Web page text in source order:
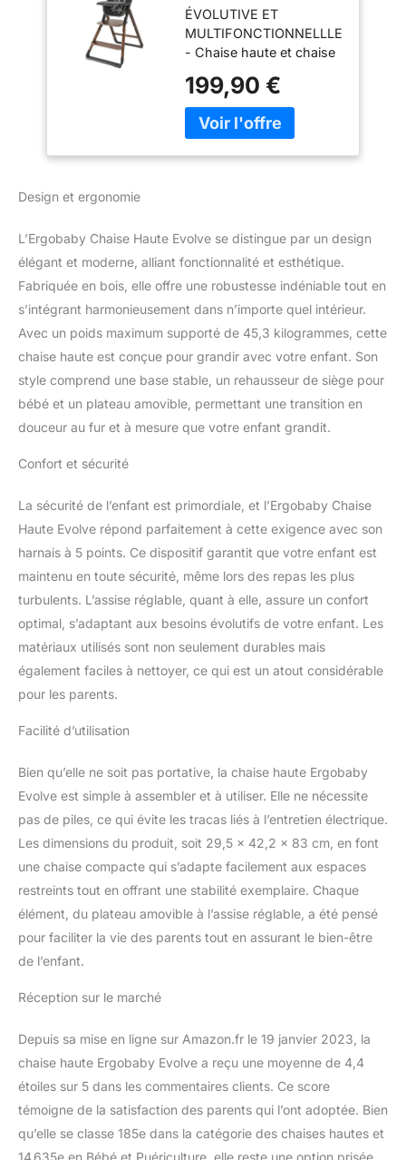
ergonomique pour
bébés Évolutive à
partir de 6 mois,
Chaise haute pour
bébés avec harnais
à 5 points, pour
enfants avec assise
réglable, Dark Wood
ÉVOLUTIVE ET
MULTIFONCTIONNELLLE
- Chaise haute et chaise
un. Avec 2 modes
différents, la chaise haute
combinée dispose d'une
chaise haute (mode 1)
pour une assise
confortable du bébé (6-
jeunes enfants (mode 2)
pour plus de flexibilité
pendant la croissance (à
partir d'environ 36 mois),
(mode 3, vendu
séparément) pour plus
STABLE ET PRATIQUE -
Le harnais 5 points
amovible assure un
siège bébé. Le siège est
réglable en hauteur pour
les enfants plus âgés et
peut être ajusté à deux
hauteurs différentes
MONTAGE FACILE - Le
chaise d'enfant peut être
pliée dans tous les
modes pour un gain de
base de la chaise haute,
y compris le dossier et le
siège réglable + le siège
bébé, y compris le
plateau, sont inclus dans
199,90 €
Design et ergonomie
L’Ergobaby Chaise Haute Evolve se distingue par un design
élégant et moderne, alliant fonctionnalité et esthétique.
Fabriquée en bois, elle offre une robustesse indéniable tout en
s’intégrant harmonieusement dans n’importe quel intérieur.
Avec un poids maximum supporté de 45,3 kilogrammes, cette
chaise haute est conçue pour grandir avec votre enfant. Son
style comprend une base stable, un rehausseur de siège pour
bébé et un plateau amovible, permettant une transition en
douceur au fur et à mesure que votre enfant grandit.
Confort et sécurité
La sécurité de l’enfant est primordiale, et l’Ergobaby Chaise
Haute Evolve répond parfaitement à cette exigence avec son
harnais à 5 points. Ce dispositif garantit que votre enfant est
maintenu en toute sécurité, même lors des repas les plus
turbulents. L’assise réglable, quant à elle, assure un confort
optimal, s’adaptant aux besoins évolutifs de votre enfant. Les
matériaux utilisés sont non seulement durables mais
également faciles à nettoyer, ce qui est un atout considérable
pour les parents.
Facilité d’utilisation
Bien qu’elle ne soit pas portative, la chaise haute Ergobaby
Evolve est simple à assembler et à utiliser. Elle ne nécessite
pas de piles, ce qui évite les tracas liés à l’entretien électrique.
Les dimensions du produit, soit 29,5 x 42,2 x 83 cm, en font
une chaise compacte qui s’adapte facilement aux espaces
restreints tout en offrant une stabilité exemplaire. Chaque
élément, du plateau amovible à l’assise réglable, a été pensé
pour faciliter la vie des parents tout en assurant le bien-être
de l’enfant.
Réception sur le marché
Depuis sa mise en ligne sur Amazon.fr le 19 janvier 2023, la
chaise haute Ergobaby Evolve a reçu une moyenne de 4,4
étoiles sur 5 dans les commentaires clients. Ce score
témoigne de la satisfaction des parents qui l’ont adoptée. Bien
qu’elle se classe 185e dans la catégorie des chaises hautes et